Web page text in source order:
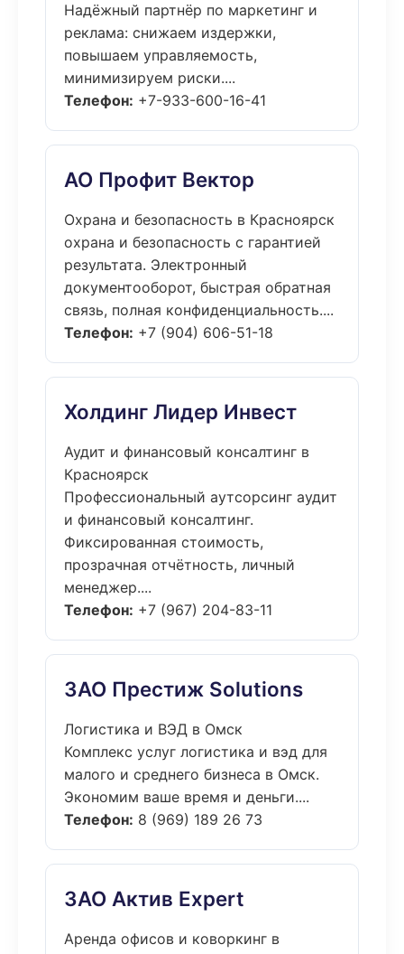
Надёжный партнёр по маркетинг и
реклама: снижаем издержки,
повышаем управляемость,
минимизируем риски....
Телефон: +7-933-600-16-41
АО Профит Вектор
Охрана и безопасность в Красноярск
охрана и безопасность с гарантией
результата. Электронный
документооборот, быстрая обратная
связь, полная конфиденциальность....
Телефон: +7 (904) 606-51-18
Холдинг Лидер Инвест
Аудит и финансовый консалтинг в
Красноярск
Профессиональный аутсорсинг аудит
и финансовый консалтинг.
Фиксированная стоимость,
прозрачная отчётность, личный
менеджер....
Телефон: +7 (967) 204-83-11
ЗАО Престиж Solutions
Логистика и ВЭД в Омск
Комплекс услуг логистика и вэд для
малого и среднего бизнеса в Омск.
Экономим ваше время и деньги....
Телефон: 8 (969) 189 26 73
ЗАО Актив Expert
Аренда офисов и коворкинг в